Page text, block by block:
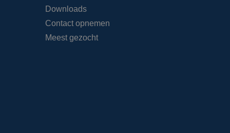
Downloads
Contact opnemen
Meest gezocht